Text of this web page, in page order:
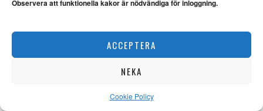
Observera att funktionella kakor är nödvändiga för inloggning.
ACCEPTERA
NEKA
Cookie Policy
”Det krossande” – om förändring och beständighet